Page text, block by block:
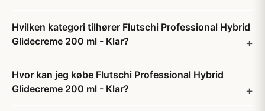
Hvilken kategori tilhører Flutschi Professional Hybrid
Glidecreme 200 ml - Klar?
Hvor kan jeg købe Flutschi Professional Hybrid
Glidecreme 200 ml - Klar?